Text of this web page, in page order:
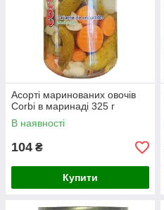
Асорті маринованих овочів
Corbi в маринаді 325 г
В наявності
104 ₴
Купити